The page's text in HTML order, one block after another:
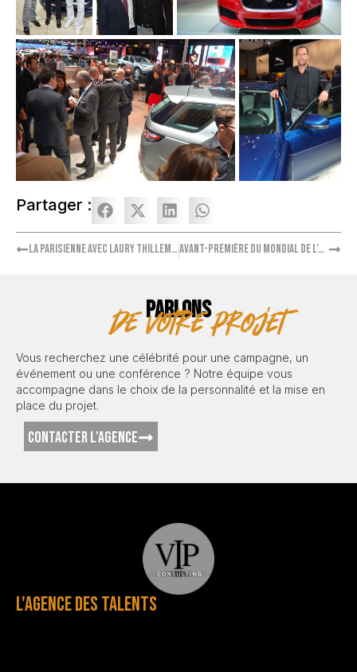
Partager :
La Parisienne avec Laury Thilleman Avant-première du Mondial de l’Automobile
PARLONS
de votre projet
Vous recherchez une célébrité pour une campagne, un
événement ou une conférence ? Notre équipe vous
accompagne dans le choix de la personnalité et la mise en
place du projet.
CONTACTER L'AGENCE
L'AGENCE DES TALENTS